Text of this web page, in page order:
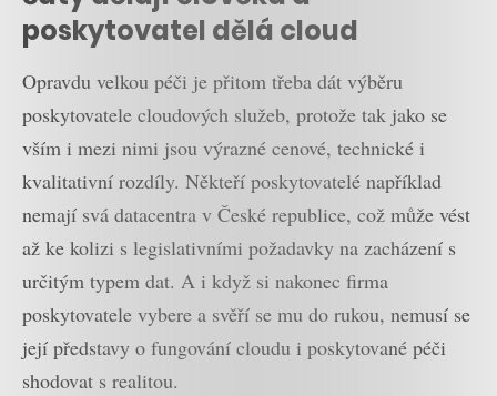
poskytovatel dělá cloud
Opravdu velkou péči je přitom třeba dát výběru
poskytovatele cloudových služeb, protože tak jako se
vším i mezi nimi jsou výrazné cenové, technické i
kvalitativní rozdíly. Někteří poskytovatelé například
nemají svá datacentra v České republice, což může vést
až ke kolizi s legislativními požadavky na zacházení s
určitým typem dat. A i když si nakonec firma
poskytovatele vybere a svěří se mu do rukou, nemusí se
její představy o fungování cloudu i poskytované péči
shodovat s realitou.